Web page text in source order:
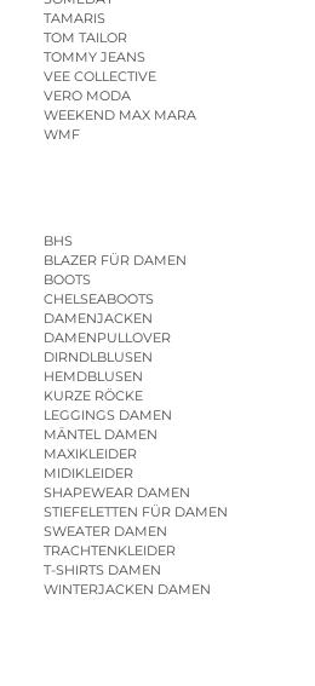
TAMARIS
TOM TAILOR
TOMMY JEANS
VEE COLLECTIVE
VERO MODA
WEEKEND MAX MARA
WMF
BHS
BLAZER FÜR DAMEN
BOOTS
CHELSEABOOTS
DAMENJACKEN
DAMENPULLOVER
DIRNDLBLUSEN
HEMDBLUSEN
KURZE RÖCKE
LEGGINGS DAMEN
MÄNTEL DAMEN
MAXIKLEIDER
MIDIKLEIDER
SHAPEWEAR DAMEN
STIEFELETTEN FÜR DAMEN
SWEATER DAMEN
TRACHTENKLEIDER
T-SHIRTS DAMEN
WINTERJACKEN DAMEN